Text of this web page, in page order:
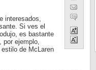
interesados,
Si ves el
es bastante
por ejemplo,
de McLaren